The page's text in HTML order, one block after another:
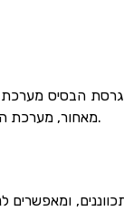
הבסיס מערכת
הבכירה הרכב יגיע בנוסף גם עם פנסי LED מאחור, מערכת התראה על רכב בשטח מת, מראות מתקפלות אוטומטית, מושב נהג מתכוונן, חיישני חנייה ועוד.
ומאפשרים